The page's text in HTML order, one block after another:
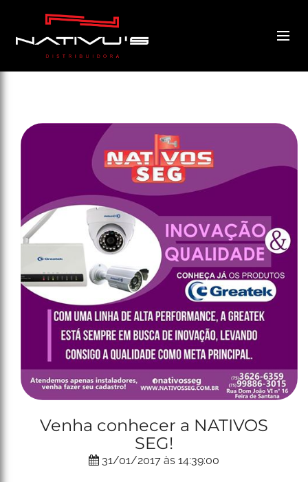
Venha conhecer a NATIVOS
SEG!
31/01/2017 às 14:39:00